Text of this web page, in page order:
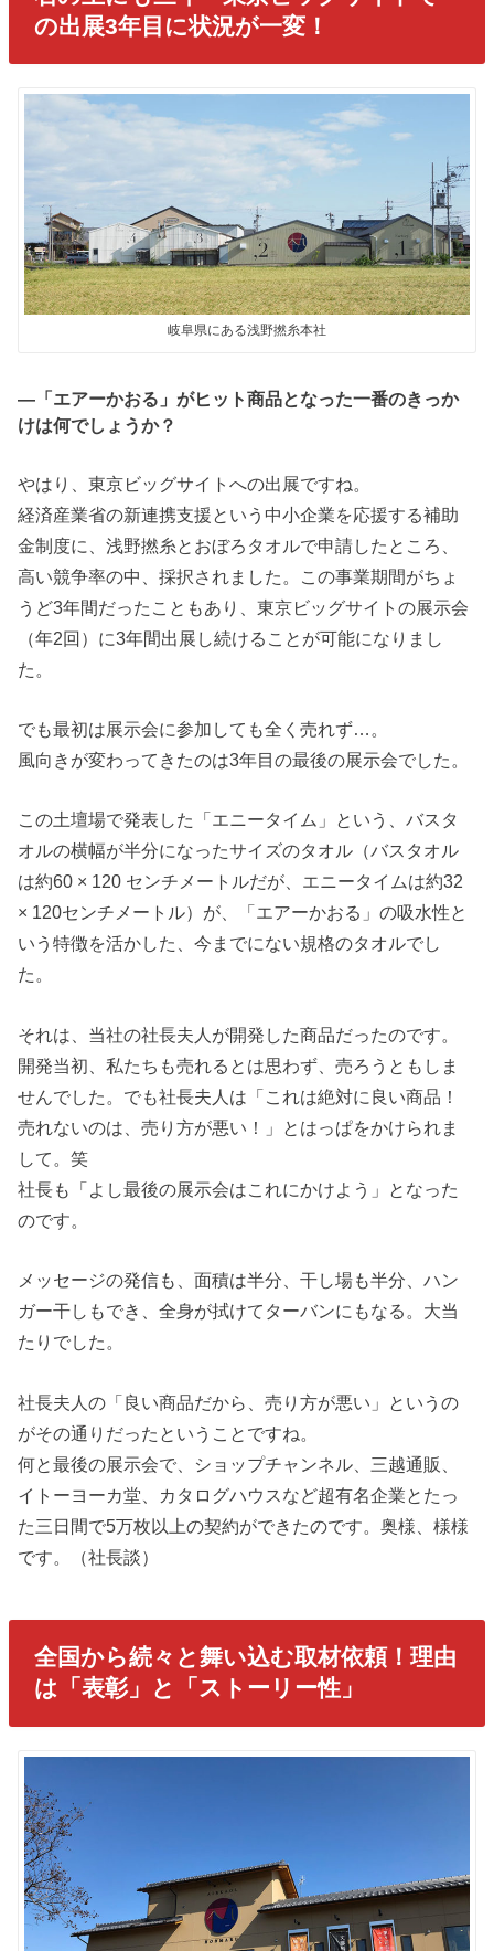
の出展3年目に状況が一変！
岐阜県にある浅野撚糸本社
―「エアーかおる」がヒット商品となった一番のきっか
けは何でしょうか？
やはり、東京ビッグサイトへの出展ですね。
経済産業省の新連携支援という中小企業を応援する補助
金制度に、浅野撚糸とおぼろタオルで申請したところ、
高い競争率の中、採択されました。この事業期間がちょ
うど3年間だったこともあり、東京ビッグサイトの展示会
（年2回）に3年間出展し続けることが可能になりまし
た。
でも最初は展示会に参加しても全く売れず…。
風向きが変わってきたのは3年目の最後の展示会でした。
この土壇場で発表した「エニータイム」という、バスタ
オルの横幅が半分になったサイズのタオル（バスタオル
は約60 × 120 センチメートルだが、エニータイムは約32
× 120センチメートル）が、「エアーかおる」の吸水性と
いう特徴を活かした、今までにない規格のタオルでし
た。
それは、当社の社長夫人が開発した商品だったのです。
開発当初、私たちも売れるとは思わず、売ろうともしま
せんでした。でも社長夫人は「これは絶対に良い商品！
売れないのは、売り方が悪い！」とはっぱをかけられま
して。笑
社長も「よし最後の展示会はこれにかけよう」となった
のです。
メッセージの発信も、面積は半分、干し場も半分、ハン
ガー干しもでき、全身が拭けてターバンにもなる。大当
たりでした。
社長夫人の「良い商品だから、売り方が悪い」というの
がその通りだったということですね。
何と最後の展示会で、ショップチャンネル、三越通販、
イトーヨーカ堂、カタログハウスなど超有名企業とたっ
た三日間で5万枚以上の契約ができたのです。奥様、様様
です。（社長談）
全国から続々と舞い込む取材依頼！理由
は「表彰」と「ストーリー性」